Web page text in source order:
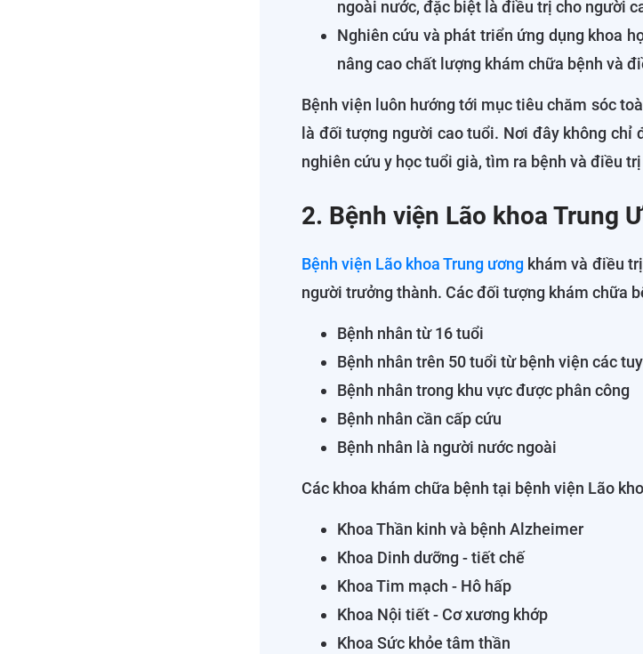
ngoài nước, đặc biệt là điều trị cho người
Nghiên cứu và phát triển ứng dụng khoa
nâng cao chất lượng khám chữa bệnh và
Bệnh viện luôn hướng tới mục tiêu chăm sóc
là đối tượng người cao tuổi. Nơi đây không chỉ
nghiên cứu y học tuổi già, tìm ra bệnh và điều
2. Bệnh viện Lão khoa Trung
Bệnh viện Lão khoa Trung ương khám và điều
người trưởng thành. Các đối tượng khám chữa
Bệnh nhân từ 16 tuổi
Bệnh nhân trên 50 tuổi từ bệnh viện các
Bệnh nhân trong khu vực được phân công
Bệnh nhân cần cấp cứu
Bệnh nhân là người nước ngoài
Các khoa khám chữa bệnh tại bệnh viện Lão
Khoa Thần kinh và bệnh Alzheimer
Khoa Dinh dưỡng - tiết chế
Khoa Tim mạch - Hô hấp
Khoa Nội tiết - Cơ xương khớp
Khoa Sức khỏe tâm thần